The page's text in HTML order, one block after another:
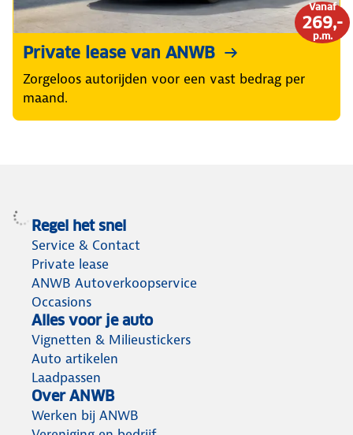
Vanaf
269,-
p.m.
Private lease van ANWB
Zorgeloos autorijden voor een vast bedrag per
maand.
Regel het snel
Service & Contact
Private lease
ANWB Autoverkoopservice
Occasions
Alles voor je auto
Vignetten & Milieustickers
Auto artikelen
Laadpassen
Over ANWB
Werken bij ANWB